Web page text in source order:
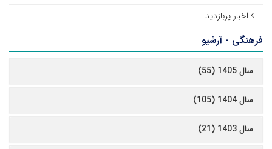
اخبار پربازدید
فرهنگی - آرشیو
سال 1405 (55)
سال 1404 (105)
سال 1403 (21)